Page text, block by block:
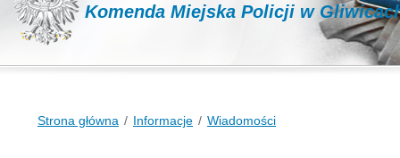
Komenda Miejska Policji w
Strona główna Informacje Wiadomości